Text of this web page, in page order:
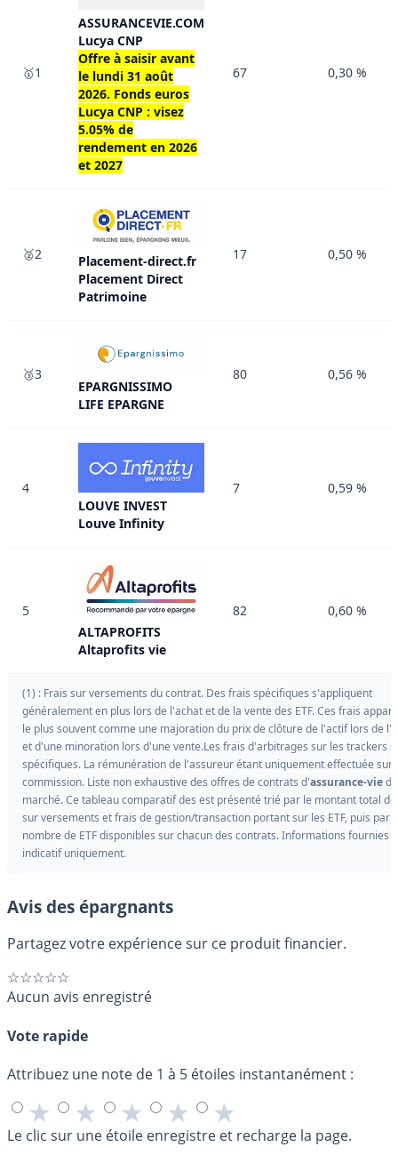
🥇1
ASSURANCEVIE.COM
Lucya CNP
Offre à saisir avant
le lundi 31 août
2026. Fonds euros
Lucya CNP : visez
5.05% de
rendement en 2026
et 2027
67 0,30 %
🥈2
Placement-direct.fr
Placement Direct
Patrimoine
17 0,50 %
🥉3
EPARGNISSIMO
LIFE EPARGNE
80 0,56 %
4
LOUVE INVEST
Louve Infinity
7 0,59 %
5
ALTAPROFITS
Altaprofits vie
82 0,60 %
(1) : Frais sur versements du contrat. Des frais spécifiques s'appliquent
généralement en plus lors de l'achat et de la vente des ETF. Ces frais
le plus souvent comme une majoration du prix de clôture de l'actif lors de
et d'une minoration lors d'une vente.Les frais d'arbitrages sur les trackers
spécifiques. La rémunération de l'assureur étant uniquement effectuée sur
commission. Liste non exhaustive des offres de contrats d'assurance-viedu
marché. Ce tableau comparatif des est présenté trié par le montant total
sur versements et frais de gestion/transaction portant sur les ETF, puis par
nombre de ETF disponibles sur chacun des contrats. Informations fournies
indicatif uniquement.
Avis des épargnants
Partagez votre expérience sur ce produit financier.
☆☆☆☆☆
Aucun avis enregistré
Vote rapide
Attribuez une note de 1 à 5 étoiles instantanément :
★ ★ ★ ★ ★
Le clic sur une étoile enregistre et recharge la page.